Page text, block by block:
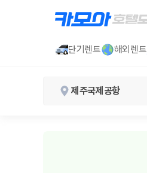
단기렌트 해외렌트
제주국제공항